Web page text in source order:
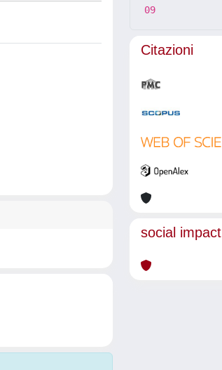
09
Citazioni
social impact